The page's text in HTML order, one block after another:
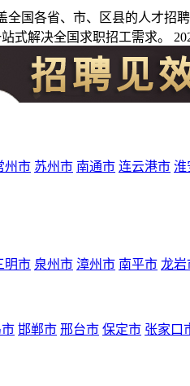
全国各省、市、区县的人才
式解决全国求职招工需求。
州市 苏州市 南通市 连云港市 淮
明市 泉州市 漳州市 南平市 龙岩
邯郸市 邢台市 保定市 张家口